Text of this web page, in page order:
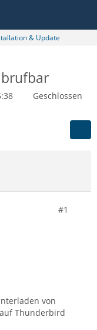
& Update
Geschlossen
#1
von
Thunderbird